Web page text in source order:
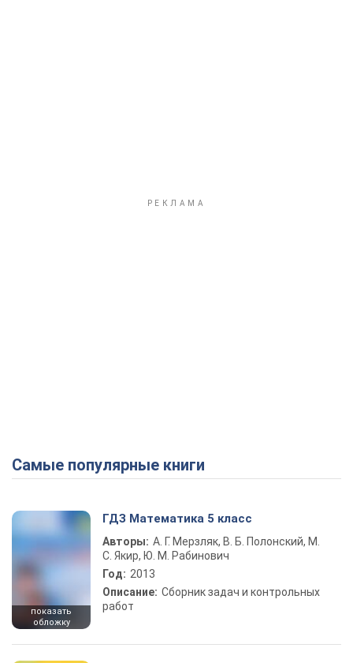
Самые популярные книги
показать
обложку
ГДЗ Математика 5 класс
Авторы: А. Г. Мерзляк, В. Б. Полонский, М.
С. Якир, Ю. М. Рабинович
Год: 2013
Описание: Сборник задач и контрольных
работ